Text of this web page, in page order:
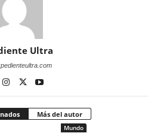
Ultra
Más del autor
Mundo